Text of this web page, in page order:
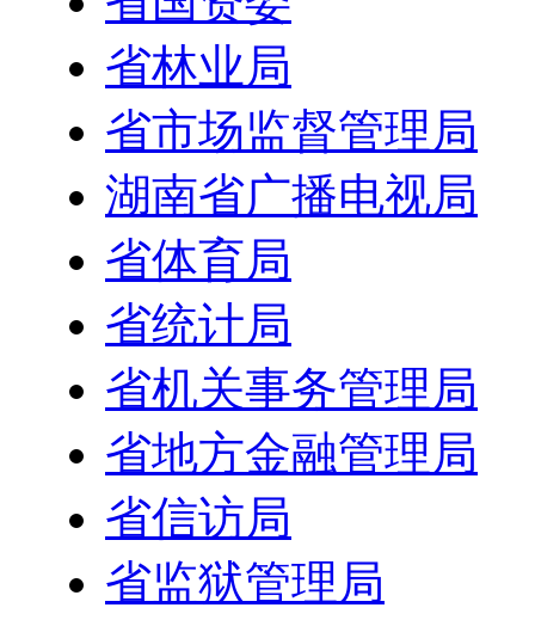
省林业局
省市场监督管理局
湖南省广播电视局
省体育局
省统计局
省机关事务管理局
省地方金融管理局
省信访局
省监狱管理局